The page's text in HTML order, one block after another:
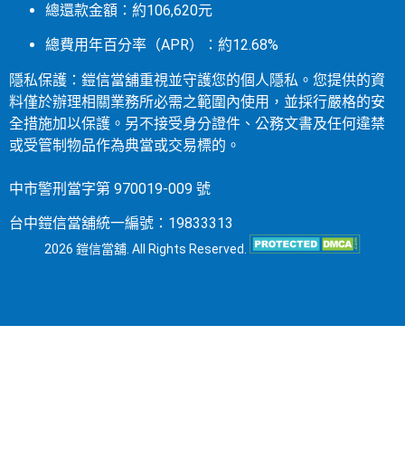
總還款金額：約106,620元
總費用年百分率（APR）：約12.68%
隱私保護：鎧信當舖重視並守護您的個人隱私。您提供的資
料僅於辦理相關業務所必需之範圍內使用，並採行嚴格的安
全措施加以保護。另不接受身分證件、公務文書及任何違禁
或受管制物品作為典當或交易標的。
中市警刑當字第 970019-009 號
台中鎧信當舖統一編號：19833313
2026 鎧信當舖. All Rights Reserved.